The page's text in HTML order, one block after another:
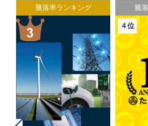
騰落率ランキング 騰
４位